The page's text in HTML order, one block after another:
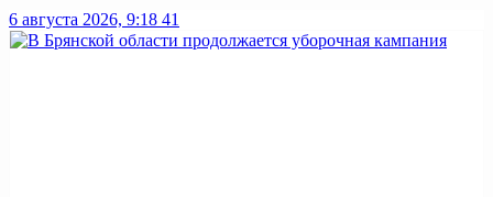
6 августа 2026, 9:18 41